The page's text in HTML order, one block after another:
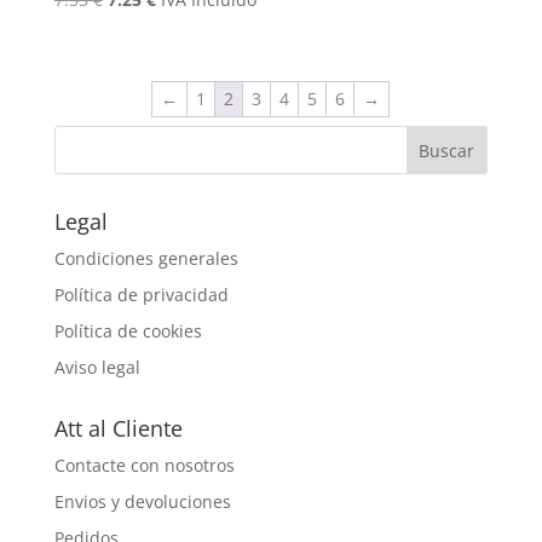
es:
7.25 €.
← 1 2 3 4 5 6 →
Legal
Condiciones generales
Política de privacidad
Política de cookies
Aviso legal
Att al Cliente
Contacte con nosotros
Envios y devoluciones